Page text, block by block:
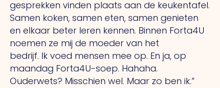
gesprekken vinden plaats aan de keukentafel.
Samen koken, samen eten, samen genieten
en elkaar beter leren kennen. Binnen Forta4U
noemen ze mij de moeder van het
bedrijf. Ik voed mensen mee op. En ja, op
maandag Forta4U-soep. Hahaha.
Ouderwets? Misschien wel. Maar zo ben ik.”